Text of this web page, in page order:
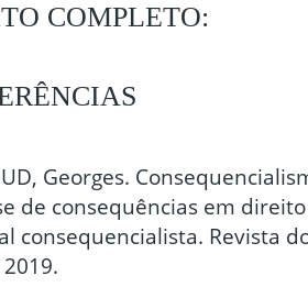
COMPLETO:
Georges.
de consequências em
consequencialista. Revista